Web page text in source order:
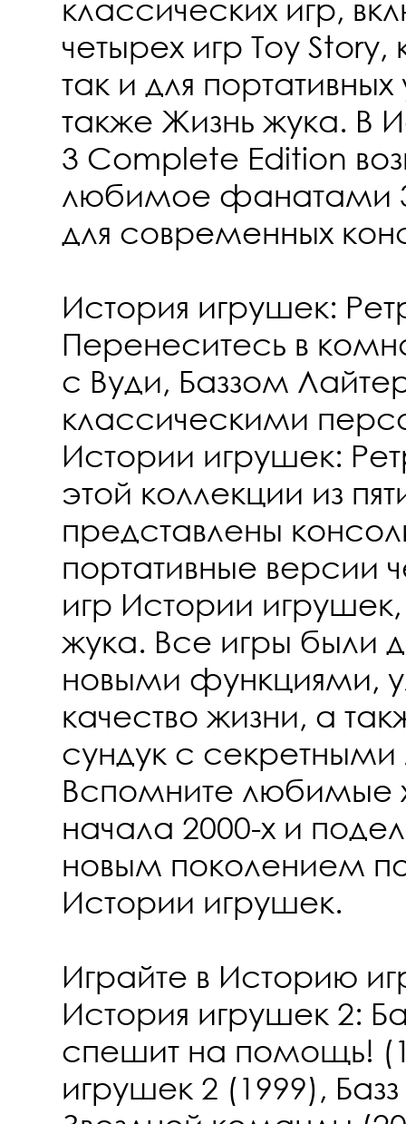
классических игр,
четырех игр Toy
так и для
также Жизнь жука. В
3 Complete Edition
любимое фанатами
для современных
История игрушек:
Перенеситесь в
с Вуди, Баззом
классическими
Истории игрушек:
этой коллекции из
представлены
портативные версии
игр Истории
жука. Все игры были
новыми функциями,
качество жизни, а
сундук с
Вспомните любимые
начала 2000-х и
новым поколением
Истории игрушек.
Играйте в Историю
История игрушек 2:
спешит на помощь!
игрушек 2 (1999),